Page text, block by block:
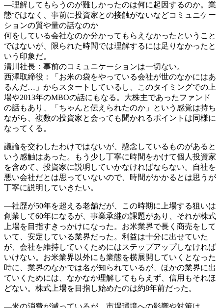
―理解してもらうのが難しかったのは何に起因するのか。業
態ではなく、事前に投資家との接触がないなどコミュニケー
ションの質や量の話なのか
何をしている会社なのか分かってもらえなかったということ
ではないが、限られた時間では理解するには足りなかったと
いう印象だ。
清川社長：事前のコミュニケーションは一切ない。
西澤取締役：「お米の袋をやっている会社が世のなかにはあ
るんだ…」からスタートしているし、このタイミングでの上
場や2013年のMBOの話にもなる。大株主であったファンド
の話もあり、「ちゃんと伝えられたのか」という感覚は持ち
ながら、複数の投資家と会っても聞かれるポイントは同様に
なってくる。
議論を交わしたわけではないが、懸念しているものがあると
いう感触はあった。もう少し丁寧に時間をかけて個人投資家
を含めて、投資家に説明していかなければならない。自社を
悪い会社だとは思っていないので、時間がかかるとは思うが
丁寧に説明していきたい。
―社歴が50年を超える老舗だが、この時期に上場する狙いは
創業して60年になるが、事業承継の課題があり、それが株式
上場を目指すきっかけになった。お米業界で長く商売をして
いて、安定している業界だった。利益は十分に出せていた
が、会社を維持していくためにはステップアップしなければ
いけない。お米業界以外にも業態を横展開していくとなった
時に、業界のなかでは名が知られているが、ほかの業界に出
ていくためには、なかなか理解してもらえず、信用もそれほ
どない。株式上場を目指し始めたのは約8年前だった。